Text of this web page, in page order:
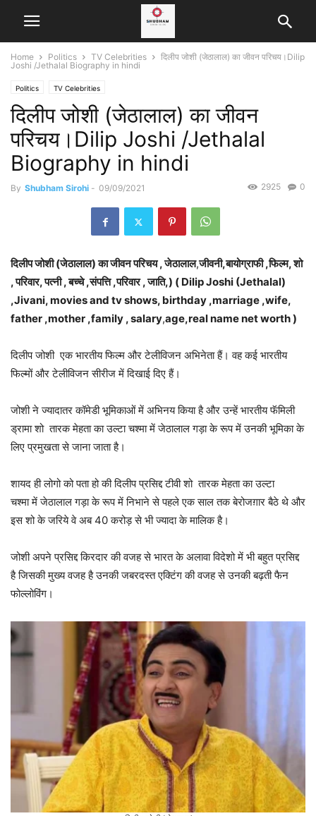
Home Politics TV Celebrities
दिलीप जोशी (जेठालाल) का जीवन परिचय।Dilip
Joshi /Jethalal Biography in hindi
Politics TV Celebrities
दिलीप जोशी (जेठालाल) का जीवन
परिचय।Dilip Joshi /Jethalal
Biography in hindi
By Shubham Sirohi - 09/09/2021 0
2925
दिलीप जोशी (जेठालाल) का जीवन परिचय ,जेठालाल,जीवनी,बायोग्राफी ,फिल्म, शो
, परिवार, पत्नी , बच्चे ,संपत्ति ,परिवार , जाति,) ( Dilip Joshi (Jethalal)
,Jivani, movies and tv shows, birthday ,marriage ,wife,
father ,mother ,family , salary,age,real name net worth )
दिलीप जोशी एक भारतीय फिल्म और टेलीविजन अभिनेता हैं। वह कई भारतीय
फिल्मों और टेलीविजन सीरीज में दिखाई दिए हैं।
जोशी ने ज्यादातर कॉमेडी भूमिकाओं में अभिनय किया है और उन्हें भारतीय फॅमिली
ड्रामा शो तारक मेहता का उल्टा चश्मा में जेठालाल गड़ा के रूप में उनकी भूमिका के
लिए प्रमुखता से जाना जाता है।
शायद ही लोगो को पता हो की दिलीप प्रसिद्द टीवी शो तारक मेहता का उल्टा
चश्मा में जेठालाल गड़ा के रूप में निभाने से पहले एक साल तक बेरोजग़ार बैठे थे और
इस शो के जरिये वे अब 40 करोड़ से भी ज्यादा के मालिक है।
जोशी अपने प्रसिद्द किरदार की वजह से भारत के अलावा विदेशो में भी बहुत प्रसिद्द
है जिसकी मुख्य वजह है उनकी जबरदस्त एक्टिंग की वजह से उनकी बढ़ती फैन
फोल्लोविंग।